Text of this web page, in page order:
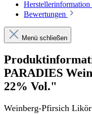
Herstellerinformation
Bewertungen
Menü schließen
PARADIES
22% Vol."
Weinberg-Pfirsich